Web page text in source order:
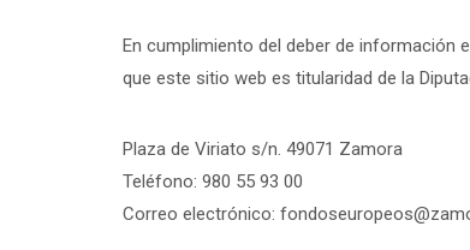
En cumplimiento del deber de información
que este sitio web es titularidad de la
Plaza de Viriato s/n. 49071 Zamora
Teléfono: 980 55 93 00
Correo electrónico: